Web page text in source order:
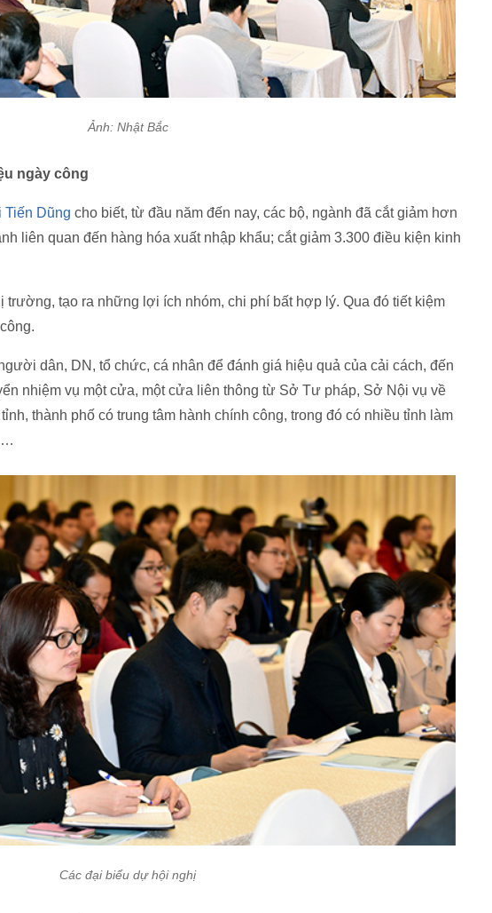
Ảnh: Nhật Bắc
ngày công
Tiến Dũng cho biết, từ đầu năm đến nay, các bộ, ngành đã cắt giảm hơn
liên quan đến hàng hóa xuất nhập khẩu; cắt giảm 3.300 điều kiện kinh
tạo ra những lợi ích nhóm, chi phí bất hợp lý. Qua đó tiết kiệm
dân, DN, tổ chức, cá nhân để đánh giá hiệu quả của cải cách, đến
nhiệm vụ một cửa, một cửa liên thông từ Sở Tư pháp, Sở Nội vụ về
thành phố có trung tâm hành chính công, trong đó có nhiều tỉnh làm
Các đại biểu dự hội nghị